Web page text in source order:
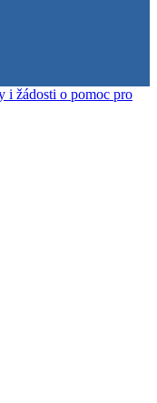
i žádosti o pomoc pro